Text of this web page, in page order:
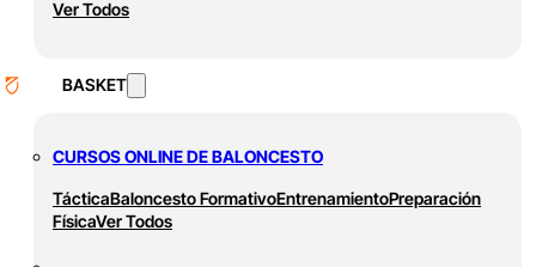
Ver Todos
BASKET
CURSOS ONLINE DE BALONCESTO
TácticaBaloncesto FormativoEntrenamientoPreparación
FísicaVer Todos